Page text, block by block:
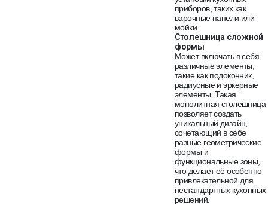
приборов, таких как
варочные панели или
мойки.
Столешница сложной
формы
Может включать в себя
различные элементы,
такие как подоконник,
радиусные и эркерные
элементы. Такая
монолитная столешница
позволяет создать
уникальный дизайн,
сочетающий в себе
разные геометрические
формы и
функциональные зоны,
что делает её особенно
привлекательной для
нестандартных кухонных
решений.